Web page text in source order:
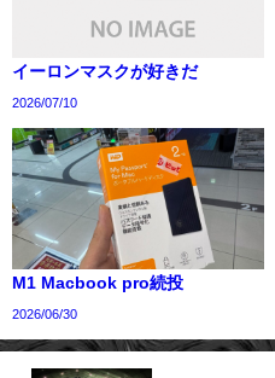
イーロンマスクが好きだ
2026/07/10
M1 Macbook pro続投
2026/06/30